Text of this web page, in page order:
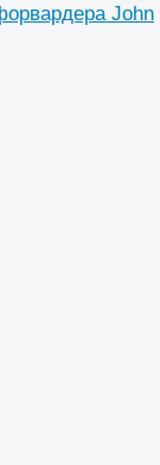
John